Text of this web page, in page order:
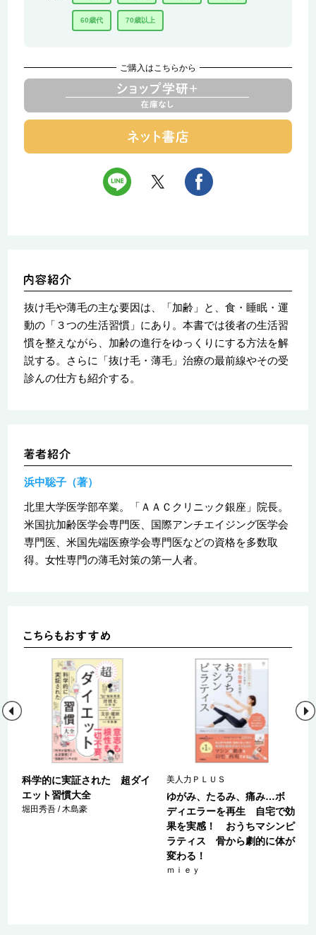
60歳代 70歳以上
ご購入はこちらから
抜け毛や薄毛の主な要因は、「加齢」と、食・睡眠・運
動の「３つの生活習慣」にあり。本書では後者の生活習
慣を整えながら、加齢の進行をゆっくりにする方法を解
説する。さらに「抜け毛・薄毛」治療の最前線やその受
診んの仕方も紹介する。
浜中聡子（著）
北里大学医学部卒業。「ＡＡＣクリニック銀座」院長。
米国抗加齢医学会専門医、国際アンチエイジング医学会
専門医、米国先端医療学会専門医などの資格を多数取
得。女性専門の薄毛対策の第一人者。
科学的に実証された 超ダイ
エット習慣大全
堀田秀吾 / 木島豪
美人力ＰＬＵＳ
ゆがみ、たるみ、痛み…ボ
ディエラーを再生 自宅で効
果を実感！ おうちマシンピ
ラティス 骨から劇的に体が
変わる！
ｍｉｅｙ